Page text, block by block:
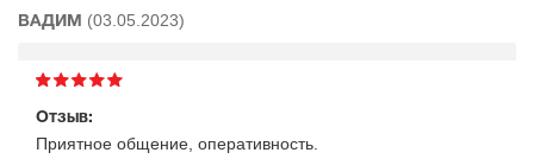
ВАДИМ (03.05.2023)
Отзыв:
Приятное общение, оперативность.